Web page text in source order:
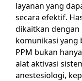
layanan yang
secara efektif.
dikaitkan
komunikasi yang
PPM bukan
alat aktivasi
anestesiologi,